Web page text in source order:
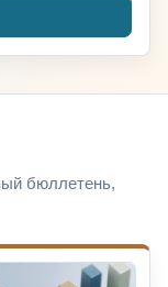
бюллетень,